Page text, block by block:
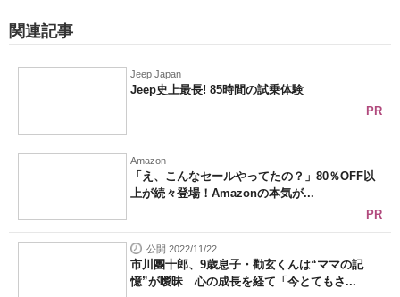
関連記事
Jeep Japan
Jeep史上最長! 85時間の試乗体験
PR
Amazon
「え、こんなセールやってたの？」80％OFF以
上が続々登場！Amazonの本気が...
PR
公開 2022/11/22
市川團十郎、9歳息子・勸玄くんは“ママの記
憶”が曖昧 心の成長を経て「今とてもさ...